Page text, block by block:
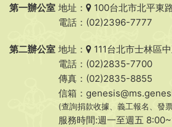
第一辦公室 地址：
100台北市北平東
電話：(02)2396-7777
第二辦公室 地址：
111台北市士林區
電話：(02)2835-7700
傳真：(02)2835-8855
信箱：
(查詢捐款收據、義工報名、發
服務時間:週一至週五